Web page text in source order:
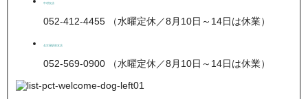
中村支店
052-412-4455 （水曜定休／8月10日～14日は休業）
名古屋駅前支店
052-569-0900 （水曜定休／8月10日～14日は休業）